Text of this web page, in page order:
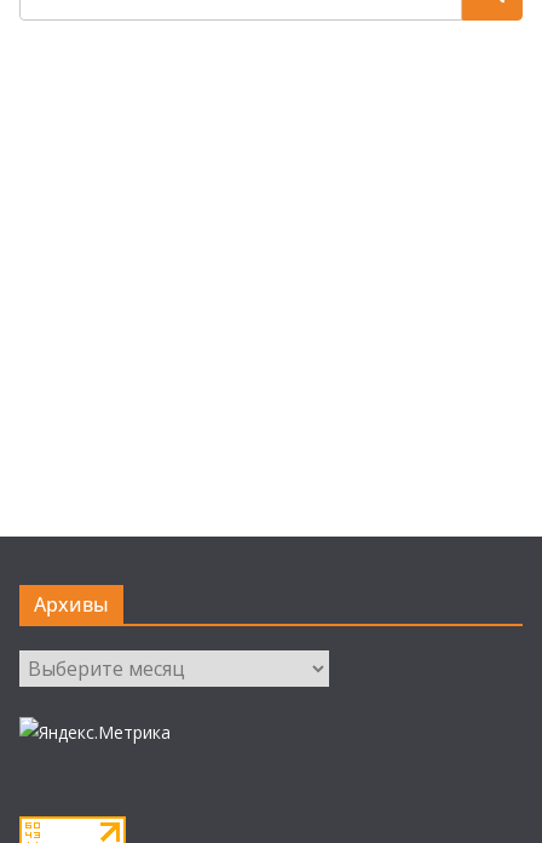
Архивы
Архивы